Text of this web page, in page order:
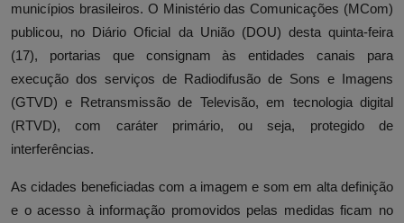
municípios brasileiros. O Ministério das Comunicações (MCom)
publicou, no Diário Oficial da União (DOU) desta quinta-feira
(17), portarias que consignam às entidades canais para
execução dos serviços de Radiodifusão de Sons e Imagens
(GTVD) e Retransmissão de Televisão, em tecnologia digital
(RTVD), com caráter primário, ou seja, protegido de
interferências.
As cidades beneficiadas com a imagem e som em alta definição
e o acesso à informação promovidos pelas medidas ficam no